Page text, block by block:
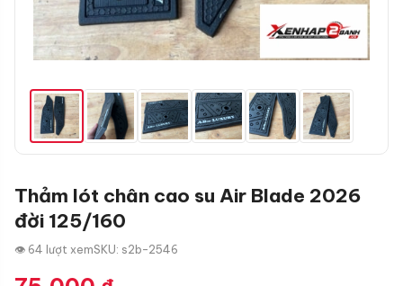
Thảm lót chân cao su Air Blade 2026
đời 125/160
👁 64 lượt xemSKU: s2b-2546